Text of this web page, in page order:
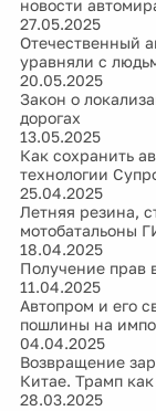
новости
27.05.2025
Отечественный
уравняли с
20.05.2025
Закон о
дорогах
13.05.2025
Как сохранить
технологии
25.04.2025
Летняя резина,
мотобатальоны
18.04.2025
Получение прав
11.04.2025
Автопром и его
пошлины на
04.04.2025
Возвращение
Китае. Трамп
28.03.2025